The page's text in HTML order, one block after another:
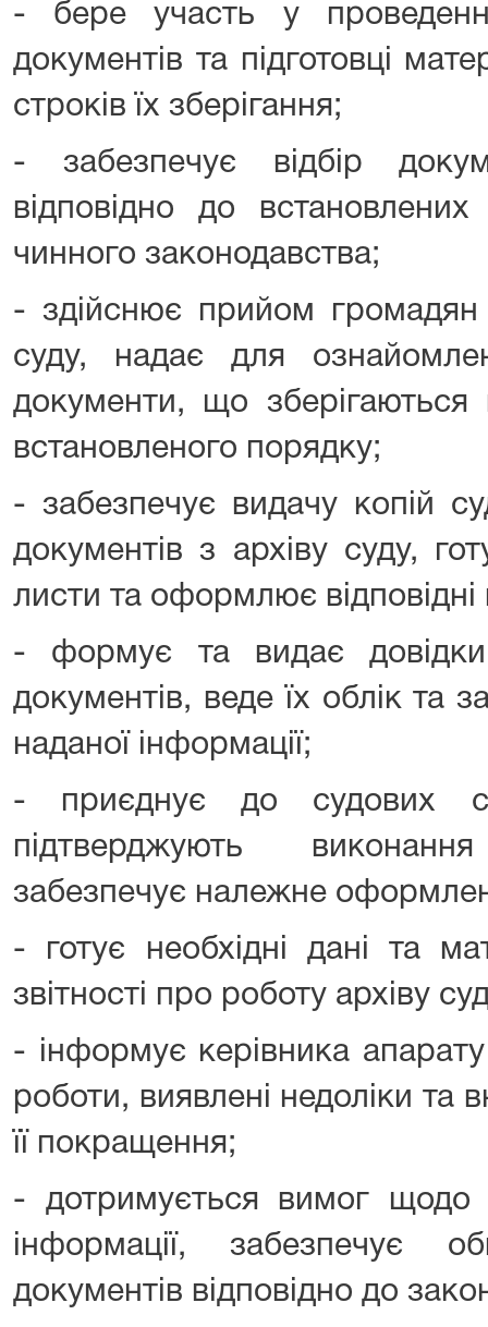
- бере участь у
документів та підготовці
строків їх зберігання;
- забезпечує відбір
відповідно до встановлених
чинного законодавства;
- здійснює прийом громадян
суду, надає для
документи, що зберігаються
встановленого порядку;
- забезпечує видачу копій
документів з архіву суду,
листи та оформлює відповідні
- формує та видає довідки
документів, веде їх облік та
наданої інформації;
- приєднує до судових
підтверджують
забезпечує належне
- готує необхідні дані та
звітності про роботу архіву
- інформує керівника
роботи, виявлені недоліки та
її покращення;
- дотримується вимог щодо
інформації, забезпечує
документів відповідно до